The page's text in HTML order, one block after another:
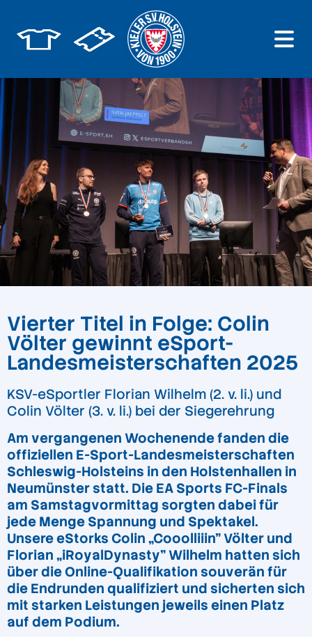
Vierter Titel in Folge: Colin
Völter gewinnt eSport-
Landesmeisterschaften 2025
KSV-eSportler Florian Wilhelm (2. v. li.) und
Colin Völter (3. v. li.) bei der Siegerehrung
Am vergangenen Wochenende fanden die
offiziellen E-Sport-Landesmeisterschaften
Schleswig-Holsteins in den Holstenhallen in
Neumünster statt. Die EA Sports FC-Finals
am Samstagvormittag sorgten dabei für
jede Menge Spannung und Spektakel.
Unsere eStorks Colin „Cooolliiin” Völter und
Florian „iRoyalDynasty” Wilhelm hatten sich
über die Online-Qualifikation souverän für
die Endrunden qualifiziert und sicherten sich
mit starken Leistungen jeweils einen Platz
auf dem Podium.